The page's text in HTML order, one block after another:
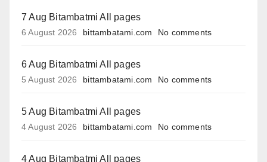
7 Aug Bitambatmi All pages
6 August 2026 bittambatami.com No comments
6 Aug Bitambatmi All pages
5 August 2026 bittambatami.com No comments
5 Aug Bitambatmi All pages
4 August 2026 bittambatami.com No comments
4 Aug Bitambatmi All pages